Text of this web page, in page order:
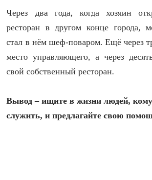
Через два года, когда хозяин
ресторан в другом конце города,
стал в нём шеф-поваром. Ещё через
место управляющего, а через
свой собственный ресторан.
Вывод – ищите в жизни людей,
служить, и предлагайте свою